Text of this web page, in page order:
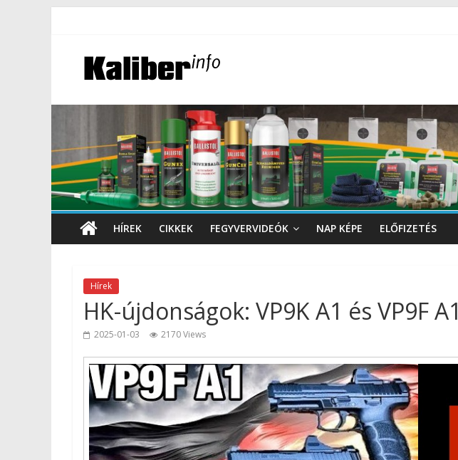
HÍREK CIKKEK FEGYVERVIDEÓK NAP KÉPE ELŐFIZETÉS
Hírek
HK-újdonságok: VP9K A1 és VP9F A1
2025-01-03 2170 Views